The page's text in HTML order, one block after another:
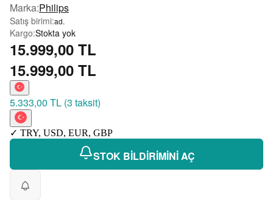
Marka:Philips
Satış birimi:ad.
Kargo:Stokta yok
15.999,00 TL
15.999,00 TL
5.333,00 TL (3 taksit)
✓ TRY, USD, EUR, GBP
STOK BİLDİRİMİNİ AÇ